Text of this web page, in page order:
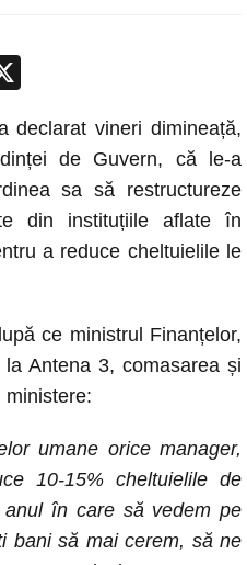
declarat vineri dimineață,
de Guvern, că le-a
sa să restructureze
din instituțiile aflate în
a reduce cheltuielile le
ce ministrul Finanțelor,
Antena 3, comasarea și
ministere:
umane orice manager,
10-15% cheltuielile de
în care să vedem pe
bani să mai cerem, să ne